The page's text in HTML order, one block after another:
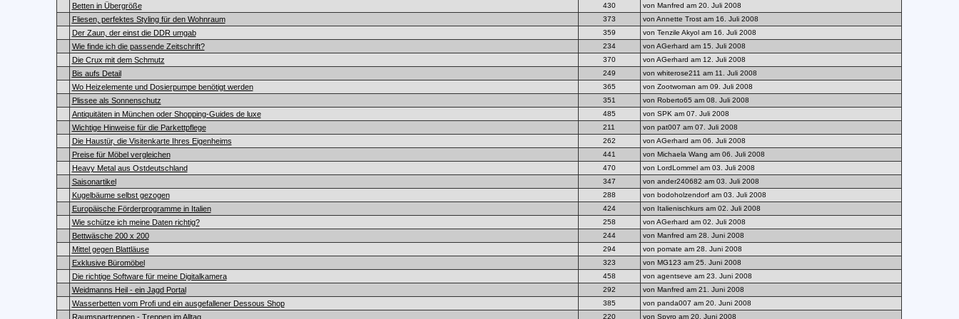
Betten in Übergröße 430 von Manfred am 20. Juli 2008
Fliesen, perfektes Styling für den Wohnraum 373 von Annette Trost am 16. Juli 2008
Der Zaun, der einst die DDR umgab 359 von Tenzile Akyol am 16. Juli 2008
Wie finde ich die passende Zeitschrift? 234 von AGerhard am 15. Juli 2008
Die Crux mit dem Schmutz 370 von AGerhard am 12. Juli 2008
Bis aufs Detail 249 von whiterose211 am 11. Juli 2008
Wo Heizelemente und Dosierpumpe benötigt werden 365 von Zootwoman am 09. Juli 2008
Plissee als Sonnenschutz 351 von Roberto65 am 08. Juli 2008
Antiquitäten in München oder Shopping-Guides de luxe 485 von SPK am 07. Juli 2008
Wichtige Hinweise für die Parkettpflege 211 von pat007 am 07. Juli 2008
Die Haustür, die Visitenkarte Ihres Eigenheims 262 von AGerhard am 06. Juli 2008
Preise für Möbel vergleichen 441 von Michaela Wang am 06. Juli 2008
Heavy Metal aus Ostdeutschland 470 von LordLommel am 03. Juli 2008
Saisonartikel 347 von ander240682 am 03. Juli 2008
Kugelbäume selbst gezogen 288 von bodoholzendorf am 03. Juli 2008
Europäische Förderprogramme in Italien 424 von Italienischkurs am 02. Juli 2008
Wie schütze ich meine Daten richtig? 258 von AGerhard am 02. Juli 2008
Bettwäsche 200 x 200 244 von Manfred am 28. Juni 2008
Mittel gegen Blattläuse 294 von pomate am 28. Juni 2008
Exklusive Büromöbel 323 von MG123 am 25. Juni 2008
Die richtige Software für meine Digitalkamera 458 von agentseve am 23. Juni 2008
Weidmanns Heil - ein Jagd Portal 292 von Manfred am 21. Juni 2008
Wasserbetten vom Profi und ein ausgefallener Dessous Shop 385 von panda007 am 20. Juni 2008
Raumspartreppen - Treppen im Alltag 220 von Spyro am 20. Juni 2008